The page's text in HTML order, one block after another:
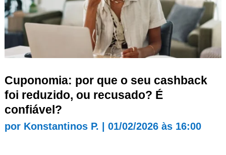
Cuponomia: por que o seu cashback
foi reduzido, ou recusado? É
confiável?
por Konstantinos P. 01/02/2026 às 16:00